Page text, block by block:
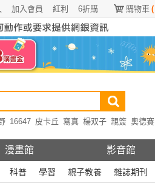
購物車 (
6折購
紅利
加入會員
16647 皮卡丘 寫真 楊双子 親簽 奧德賽
漫畫館 影音館
科普 學習 親子教養 雜誌期刊